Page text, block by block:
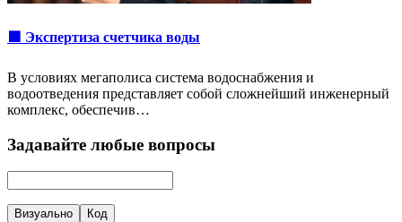
🟩 Экспертиза счетчика воды
В условиях мегаполиса система водоснабжения и
водоотведения представляет собой сложнейший инженерный
комплекс, обеспечив…
Задавайте любые вопросы
Визуально Код